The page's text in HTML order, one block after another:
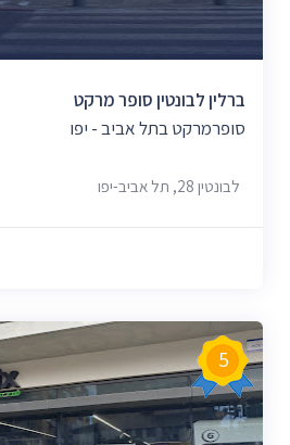
ברלין לבונטין סופר מרקט
סופרמרקט בתל אביב - יפו
לבונטין 28, תל אביב-יפו
5